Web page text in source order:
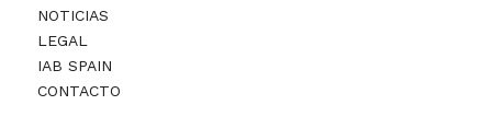
NOTICIAS
LEGAL
IAB SPAIN
CONTACTO